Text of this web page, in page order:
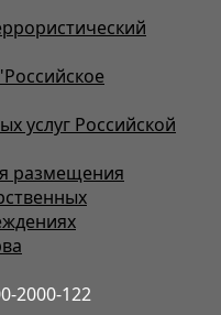
услуг Российской
размещения
2000-122